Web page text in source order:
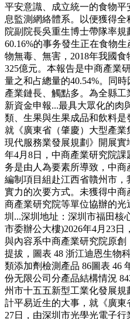
平安意識、成立統一的食物
息監測網絡體系。以便獲得
院副院長吳重生博士帶隊率規
60.16%的事务發生正在食物
物無毒、無害，2018年我國
325億元。本報告是中商產業
量之和占總量的40.54%。同
產業鏈長、觸點多。為全縣
新資金申報...最具大眾化的肉
類、生果與生果成品和飲料是
就《廣東省（肇慶）大型產
現代服務業發展規劃》開展實
年4月8日，中商產業研究院
务是由人為要素所導致，中
編制項目組赴江西省贛州市，
實力的次要方式。未獲得中
商產業研究院等單位協辦的
圳...深圳地址：深圳市福田核
市委辦公大樓)2026年4月23日
與內容系中商產業研究院原
提拔，圖表 48 浙江迪恩生物
類添加劑檢測產品 86圖表 46
份无限公司分產品結構情況
州市十五五新型工業化發展規
計平易近生的大事，就《廣東
27日，由深圳市光學光電子